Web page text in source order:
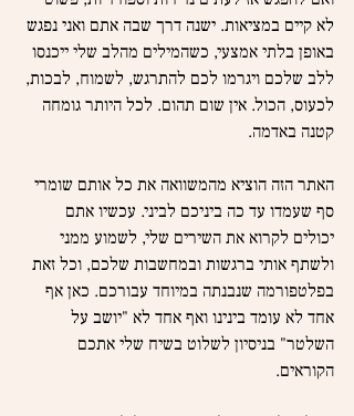
לא קיים במציאות. ישנה דרך שבה אתם ואני נפגש
באופן בלתי אמצעי, כשהמילים מהלב שלי ייכנסו
ללב שלכם ויגרמו לכם להתרגש, לשמוח, לבכות,
לכעוס, הכול. אין שום תהום. לכל היותר גומחה
קטנה באדמה.
האתר הזה הוציא מהמשוואה את כל אותם שומרי
סף שעמדו עד כה ביניכם לביני. עכשיו אתם
יכולים לקרוא את השירים שלי, לשמוע ממני
ולשתף אותי ברגשות ובמחשבות שלכם, וכל זאת
בפלטפורמה שנבנתה במיוחד עבורכם. כאן אף
אחד לא עומד בינינו ואף אחד לא "יושב על
השלטר" בניסיון לשלוט בשיח שלי אתכם
הקוראים.